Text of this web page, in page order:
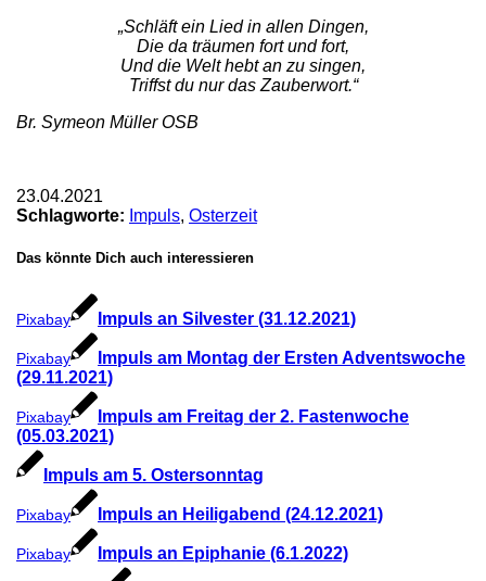
„Schläft ein Lied in allen Dingen,
Die da träumen fort und fort,
Und die Welt hebt an zu singen,
Triffst du nur das Zauberwort.“
Br. Symeon Müller OSB
23.04.2021
Schlagworte: Impuls, Osterzeit
Das könnte Dich auch interessieren
Pixabay Impuls an Silvester (31.12.2021)
Pixabay
Impuls am Montag der Ersten Adventswoche
(29.11.2021)
Pixabay
Impuls am Freitag der 2. Fastenwoche
(05.03.2021)
Impuls am 5. Ostersonntag
Pixabay Impuls an Heiligabend (24.12.2021)
Pixabay Impuls an Epiphanie (6.1.2022)